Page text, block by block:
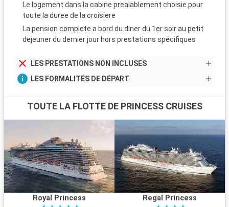
Le logement dans la cabine prealablement choisie pour
toute la duree de la croisiere
La pension complete a bord du diner du 1er soir au petit
dejeuner du dernier jour hors prestations spécifiques
LES PRESTATIONS NON INCLUSES
LES FORMALITÉS DE DÉPART
TOUTE LA FLOTTE DE PRINCESS CRUISES
Royal Princess Regal Princess